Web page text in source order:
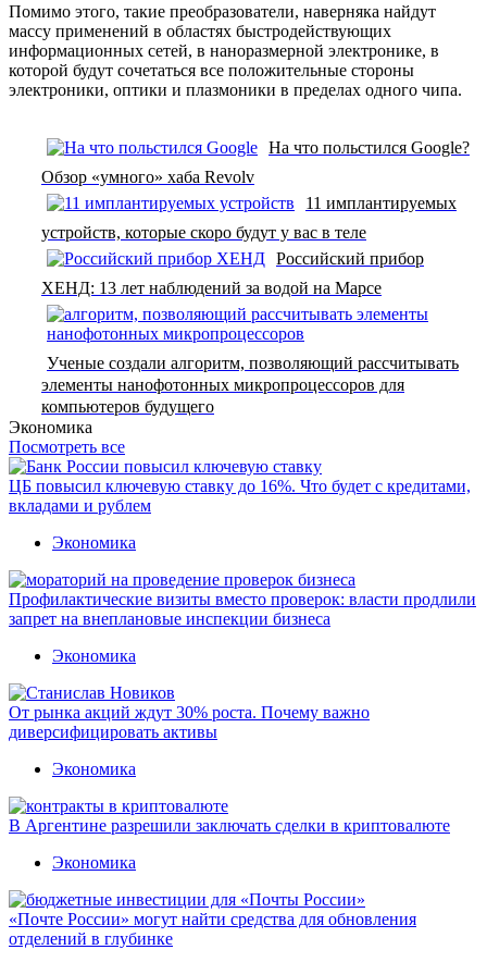
Помимо этого, такие преобразователи, наверняка найдут
массу применений в областях быстродействующих
информационных сетей, в наноразмерной электронике, в
которой будут сочетаться все положительные стороны
электроники, оптики и плазмоники в пределах одного чипа.
На что польстился Google?
Обзор «умного» хаба Revolv
11 имплантируемых
устройств, которые скоро будут у вас в теле
Российский прибор
ХЕНД: 13 лет наблюдений за водой на Марсе
Ученые создали алгоритм, позволяющий рассчитывать
элементы нанофотонных микропроцессоров для
компьютеров будущего
Экономика
Посмотреть все
ЦБ повысил ключевую ставку до 16%. Что будет с кредитами,
вкладами и рублем
Экономика
Профилактические визиты вместо проверок: власти продлили
запрет на внеплановые инспекции бизнеса
Экономика
От рынка акций ждут 30% роста. Почему важно
диверсифицировать активы
Экономика
В Аргентине разрешили заключать сделки в криптовалюте
Экономика
«Почте России» могут найти средства для обновления
отделений в глубинке